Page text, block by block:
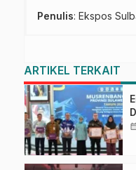
Penulis: Ekspos
ARTIKEL TERKAIT